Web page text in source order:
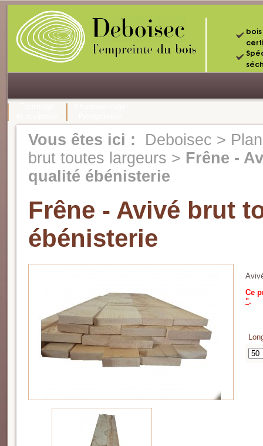
Vous êtes ici : Deboisec >
brut toutes largeurs > Frêne -
qualité ébénisterie
Frêne - Avivé brut
ébénisterie
Ce
".